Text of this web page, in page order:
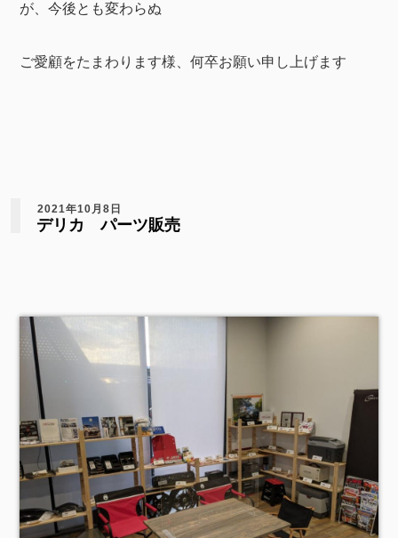
が、今後とも変わらぬ
ご愛顧をたまわります様、何卒お願い申し上げます
2021年10月8日
デリカ パーツ販売